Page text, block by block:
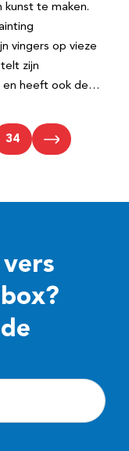
kunst te maken.
vingers op vieze
zijn
en heeft ook de…
34